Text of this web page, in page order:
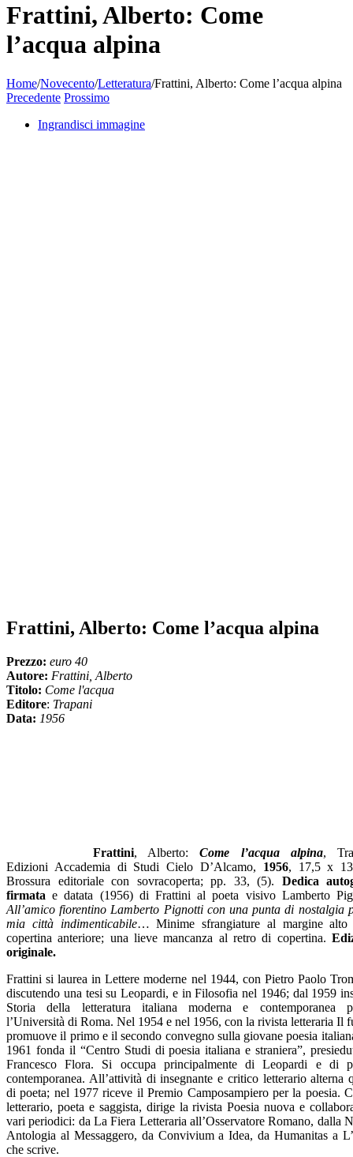
Frattini, Alberto: Come
l’acqua alpina
Home/Novecento/Letteratura/Frattini, Alberto: Come l’acqua alpina
Precedente Prossimo
Ingrandisci immagine
Frattini, Alberto: Come l’acqua alpina
Prezzo: euro 40
Autore: Frattini, Alberto
Titolo: Come l'acqua
Editore: Trapani
Data: 1956
Frattini, Alberto:Come l’acqua alpina,
Edizioni Accademia di Studi Cielo D’Alcamo, 1956, 17,5 x
Brossura editoriale con sovracoperta; pp. 33, (5). Dedica
firmata e datata (1956) di Frattini al poeta visivo Lamberto
All’amico fiorentino Lamberto Pignotti con una punta di nostalgia
mia città indimenticabile… Minime sfrangiature al margine alto
copertina anteriore; una lieve mancanza al retro di copertina.
originale.
Frattini si laurea in Lettere moderne nel 1944, con Pietro Paolo
discutendo una tesi su Leopardi, e in Filosofia nel 1946; dal 1959
Storia della letteratura italiana moderna e contemporanea
l’Università di Roma. Nel 1954 e nel 1956, con la rivista letteraria Il
promuove il primo e il secondo convegno sulla giovane poesia
1961 fonda il “Centro Studi di poesia italiana e straniera”,
Francesco Flora. Si occupa principalmente di Leopardi e di
contemporanea. All’attività di insegnante e critico letterario alterna
di poeta; nel 1977 riceve il Premio Camposampiero per la poesia.
letterario, poeta e saggista, dirige la rivista Poesia nuova e
vari periodici: da La Fiera Letteraria all’Osservatore Romano, dalla
Antologia al Messaggero, da Convivium a Idea, da Humanitas a
che scrive.